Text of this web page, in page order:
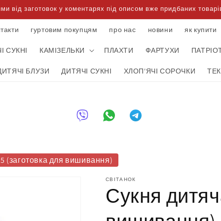
заготовок у коментарях під описом вже придбаних
гуртовим покупцям про нас новини як купити
СУКНІ КАМІЗЕЛЬКИ ПЛАХТИ ФАРТУХИ
БЛУЗИ ДИТЯЧІ СУКНІ ХЛОП'ЯЧІ СОРОЧКИ
(заготовка для вишивання)
СВІТАНОК
Сукня